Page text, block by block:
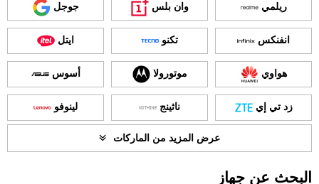
ريلمي وان بلس جوجل
انفنكس تكنو ايتل
هواوي موتورولا أسوس
زد تي إي ناثينج لينوفو
عرض المزيد من الماركات
البحث عن جهاز